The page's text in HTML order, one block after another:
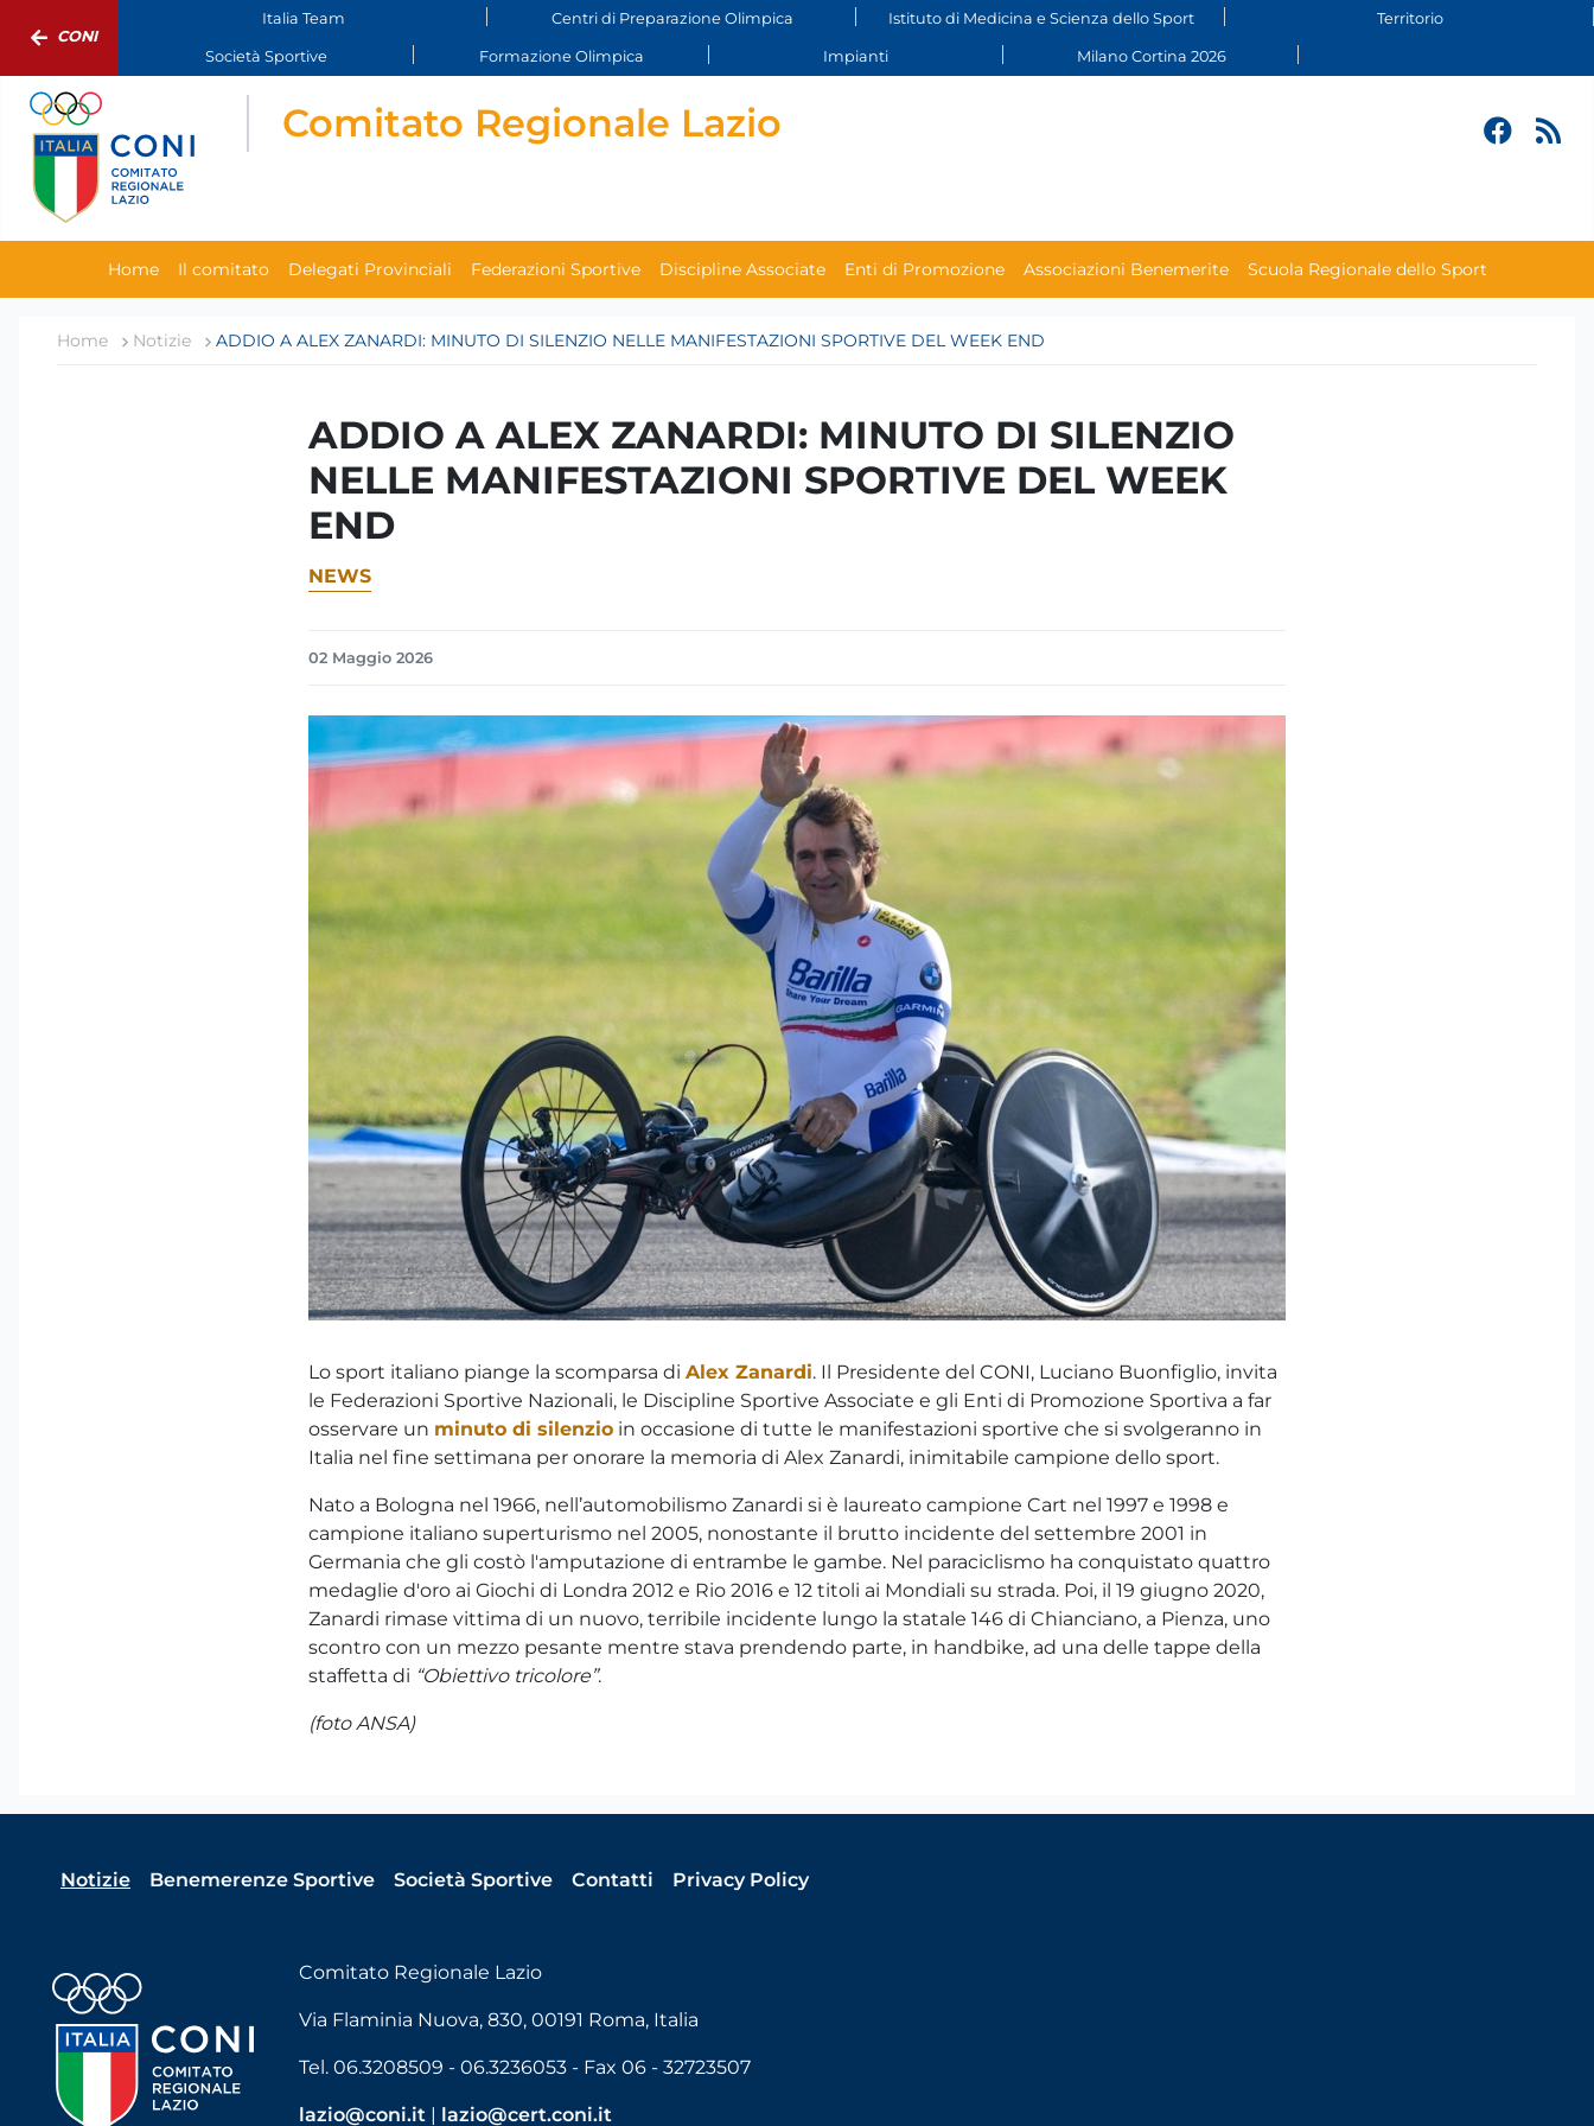
CONI
Italia Team Centri di Preparazione Olimpica Istituto di Medicina e Scienza dello Sport Territorio
Società Sportive Formazione Olimpica Impianti Milano Cortina 2026
Comitato Regionale Lazio
Home Il comitato Delegati Provinciali Federazioni Sportive Discipline Associate Enti di Promozione Associazioni Benemerite Scuola Regionale dello Sport
Home Notizie ADDIO A ALEX ZANARDI: MINUTO DI SILENZIO NELLE MANIFESTAZIONI SPORTIVE DEL WEEK END
ADDIO A ALEX ZANARDI: MINUTO DI SILENZIO
NELLE MANIFESTAZIONI SPORTIVE DEL WEEK
END
NEWS
02 Maggio 2026
Lo sport italiano piange la scomparsa diAlex Zanardi. Il Presidente del CONI, Luciano Buonfiglio, invita
le Federazioni Sportive Nazionali, le Discipline Sportive Associate e gli Enti di Promozione Sportiva a far
osservare un minuto di silenzio in occasione di tutte le manifestazioni sportive che si svolgeranno in
Italia nel fine settimana per onorare la memoria di Alex Zanardi, inimitabile campione dello sport.
Nato a Bologna nel 1966, nell’automobilismo Zanardi si è laureato campione Cart nel 1997 e 1998 e
campione italiano superturismo nel 2005, nonostante il brutto incidente del settembre 2001 in
Germania che gli costò l'amputazione di entrambe le gambe. Nel paraciclismo ha conquistato quattro
medaglie d'oro ai Giochi di Londra 2012 e Rio 2016 e 12 titoli ai Mondiali su strada. Poi, il 19 giugno 2020,
Zanardi rimase vittima di un nuovo, terribile incidente lungo la statale 146 di Chianciano, a Pienza, uno
scontro con un mezzo pesante mentre stava prendendo parte, in handbike, ad una delle tappe della
staffetta di “Obiettivo tricolore”.
(foto ANSA)
Notizie Benemerenze Sportive Società Sportive Contatti Privacy Policy
Comitato Regionale Lazio
Via Flaminia Nuova, 830, 00191 Roma, Italia
Tel. 06.3208509 - 06.3236053 - Fax 06 - 32723507
lazio@coni.it | lazio@cert.coni.it